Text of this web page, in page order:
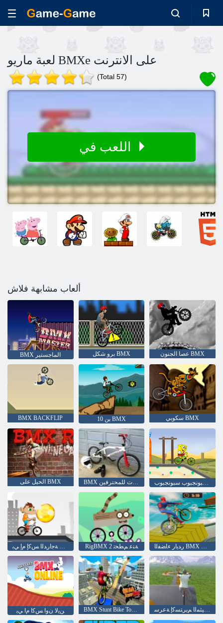
لعبة ماريو BMXe على الانترنت
(Total 57)
ألعاب مشابهة فلاش
BMX الماجستير برو شكل BMX عصا الجنون BMX
BMX BACKFLIP 10 بن BMX سكوبي BMX
الحيل على BMX BMX الدراجات للمحترفين سبونجبوب سبونجبوب BMX
ﻕﺎﺒﺳﻭ ﺓﺮﺣ ﺔﺟﺍﺭﺪﻟﺍ ﺲﻛﺇ ﻡﺇ ﻲﺑ RigBMX 2 ﺔﻨﻋ ﻢﻄﺤﺗ ﺭﺪﻳﺍﺭ ءﺎﻀﻔﻟﺍ BMX ﺔﻗﺭﺎﺧ
ﻦﻳﻻ ﻥﻭﺍ ﺲﻛﺍ ﻡﺍ ﻲﺑ BMX Stunt Bike Tournament :ﺭﻮﻛﺭﺎﺒﻟﺍ ﻝﺎﻄﺑﺃ ﺲﻛﺇ ﻡﺇ ﻲﺑ ﺓﺮﻴﺜﻤﻟﺍ ﻢﻳﺮﺘﺴﻛﺇ ﺔﻋﺮﺳ